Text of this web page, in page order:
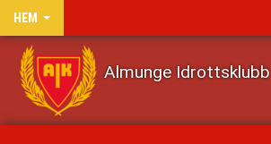
HEM
Almunge Idrottsklubb